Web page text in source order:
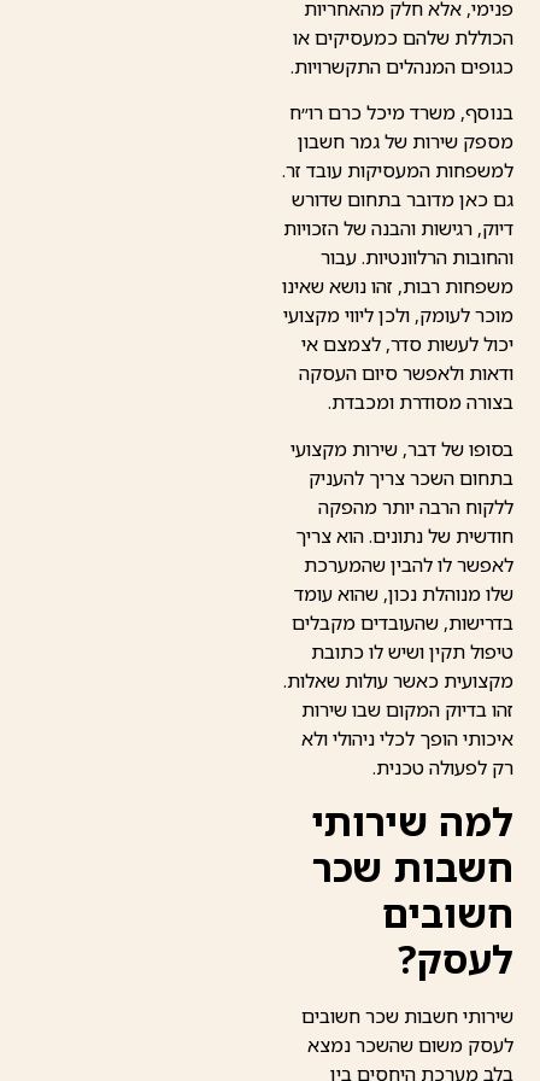
פנימי, אלא חלק מהאחריות
הכוללת שלהם כמעסיקים או
כגופים המנהלים התקשרויות.
בנוסף, משרד מיכל כרם רו״ח
מספק שירות של גמר חשבון
למשפחות המעסיקות עובד זר.
גם כאן מדובר בתחום שדורש
דיוק, רגישות והבנה של הזכויות
והחובות הרלוונטיות. עבור
משפחות רבות, זהו נושא שאינו
מוכר לעומק, ולכן ליווי מקצועי
יכול לעשות סדר, לצמצם אי
ודאות ולאפשר סיום העסקה
בצורה מסודרת ומכבדת.
בסופו של דבר, שירות מקצועי
בתחום השכר צריך להעניק
ללקוח הרבה יותר מהפקה
חודשית של נתונים. הוא צריך
לאפשר לו להבין שהמערכת
שלו מנוהלת נכון, שהוא עומד
בדרישות, שהעובדים מקבלים
טיפול תקין ושיש לו כתובת
מקצועית כאשר עולות שאלות.
זהו בדיוק המקום שבו שירות
איכותי הופך לכלי ניהולי ולא
רק לפעולה טכנית.
למה שירותי
חשבות שכר
חשובים
לעסק?
שירותי חשבות שכר חשובים
לעסק משום שהשכר נמצא
בלב מערכת היחסים בין